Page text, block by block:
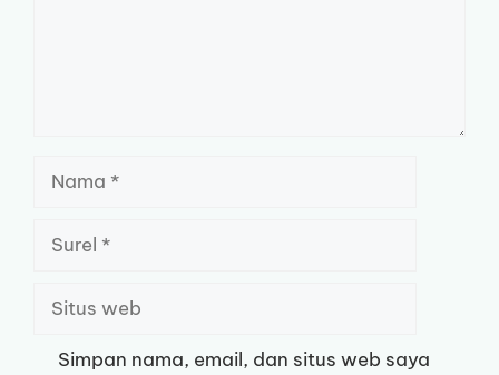
Situs
web
Simpan nama, email, dan situs web saya